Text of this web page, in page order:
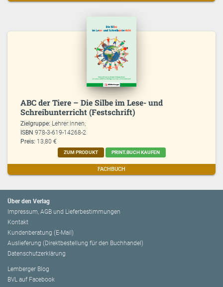
ABC der Tiere – Die Silbe im Lese- und
Schreibunterricht (Festschrift)
Zielgruppe: Lehrer:innen;
ISBN978-3-619-14268-2
Preis: 13,80 €
ZUM PRODUKT PRINT.BUCH KAUFEN
FACHBUCH
Über den Verlag
Impressum, AGB und Lieferbestimmungen
Kontakt
Kundenberatung (E-Mail)
Auslieferung (Direktbestellung für den Buchhandel)
Datenschutzerklärung
Lemberger Blog
BVL auf Facebook